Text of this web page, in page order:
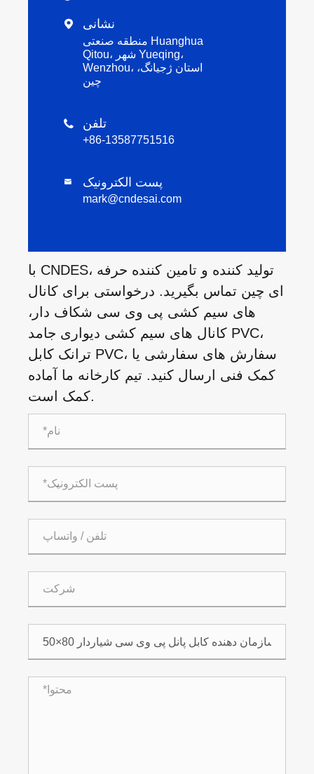
 نشانی
منطقه صنعتی Huanghua
Qitou، شهر Yueqing،
Wenzhou، استان ژجیانگ،
چین
 تلفن
+86-13587751516
 پست الکترونیک
mark@cndesai.com
با CNDES، تولید کننده و تامین کننده حرفه
ای چین تماس بگیرید. درخواستی برای کانال
های سیم کشی پی وی سی شکاف دار،
کانال های سیم کشی دیواری جامد PVC،
ترانک کابل PVC، سفارش های سفارشی یا
کمک فنی ارسال کنید. تیم کارخانه ما آماده
کمک است.